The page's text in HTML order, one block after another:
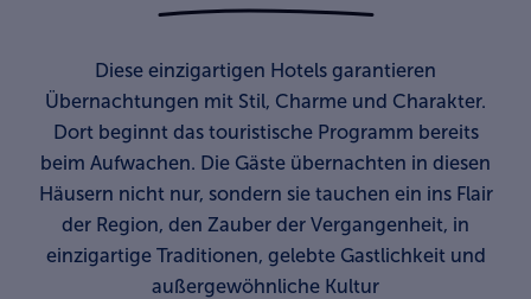
Diese einzigartigen Hotels garantieren
Übernachtungen mit Stil, Charme und Charakter.
Dort beginnt das touristische Programm bereits
beim Aufwachen. Die Gäste übernachten in diesen
Häusern nicht nur, sondern sie tauchen ein ins Flair
der Region, den Zauber der Vergangenheit, in
einzigartige Traditionen, gelebte Gastlichkeit und
außergewöhnliche Kultur